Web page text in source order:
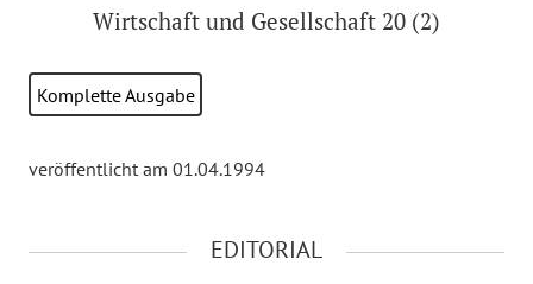
Wirtschaft und Gesellschaft 20 (2)
Komplette Ausgabe
veröffentlicht am 01.04.1994
EDITORIAL